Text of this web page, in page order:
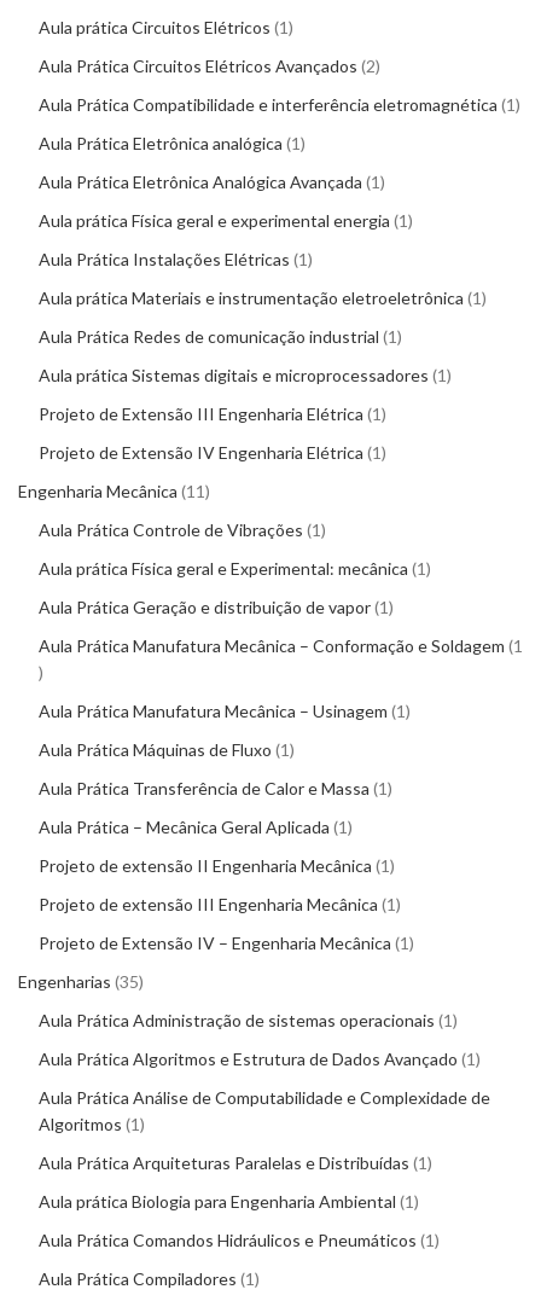
Aula prática Circuitos Elétricos 1
Aula Prática Circuitos Elétricos Avançados 2
Aula Prática Compatibilidade e interferência eletromagnética 1
Aula Prática Eletrônica analógica 1
Aula Prática Eletrônica Analógica Avançada 1
Aula prática Física geral e experimental energia 1
Aula Prática Instalações Elétricas 1
Aula prática Materiais e instrumentação eletroeletrônica 1
Aula Prática Redes de comunicação industrial 1
Aula prática Sistemas digitais e microprocessadores 1
Projeto de Extensão III Engenharia Elétrica 1
Projeto de Extensão IV Engenharia Elétrica 1
Engenharia Mecânica 11
Aula Prática Controle de Vibrações 1
Aula prática Física geral e Experimental: mecânica 1
Aula Prática Geração e distribuição de vapor 1
Aula Prática Manufatura Mecânica – Conformação e Soldagem 1
Aula Prática Manufatura Mecânica – Usinagem 1
Aula Prática Máquinas de Fluxo 1
Aula Prática Transferência de Calor e Massa 1
Aula Prática – Mecânica Geral Aplicada 1
Projeto de extensão II Engenharia Mecânica 1
Projeto de extensão III Engenharia Mecânica 1
Projeto de Extensão IV – Engenharia Mecânica 1
Engenharias 35
Aula Prática Administração de sistemas operacionais 1
Aula Prática Algoritmos e Estrutura de Dados Avançado 1
Aula Prática Análise de Computabilidade e Complexidade de
Algoritmos 1
Aula Prática Arquiteturas Paralelas e Distribuídas 1
Aula prática Biologia para Engenharia Ambiental 1
Aula Prática Comandos Hidráulicos e Pneumáticos 1
Aula Prática Compiladores 1